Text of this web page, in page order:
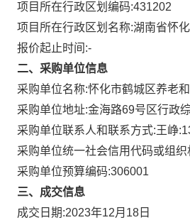
项目所在行政区划编码:431202
项目所在行政区划名称:湖南省怀
报价起止时间:-
二、采购单位信息
采购单位名称:怀化市鹤城区养老
采购单位地址:金海路69号区行政
采购单位联系人和联系方式:王峥
采购单位统一社会信用代码或组织
采购单位预算编码:306001
三、成交信息
成交日期:2023年12月18日